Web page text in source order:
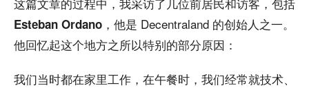
Esteban Ordano ，他是 Decentraland 的创始人之一。
他回忆起这个地方之所以特别的部分原因：
我们当时都在家里工作，在午餐时，我们经常就技术、